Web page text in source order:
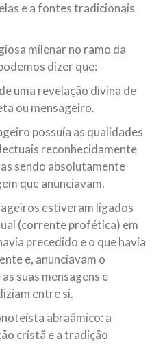
e a fontes tradicionais
milenar no ramo da
dizer que:
uma revelação divina de
ou mensageiro.
possuía as qualidades
reconhecidamente
sendo absolutamente
que anunciavam.
estiveram ligados
(corrente profética) em
precedido e o que havia
e, anunciavam o
suas mensagens e
entre si.
abraâmico: a
cristã e a tradição